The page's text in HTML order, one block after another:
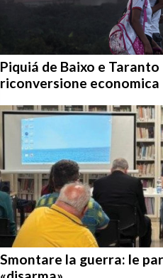
Piquiá de Baixo e
riconversione economica
Smontare la guerra: le